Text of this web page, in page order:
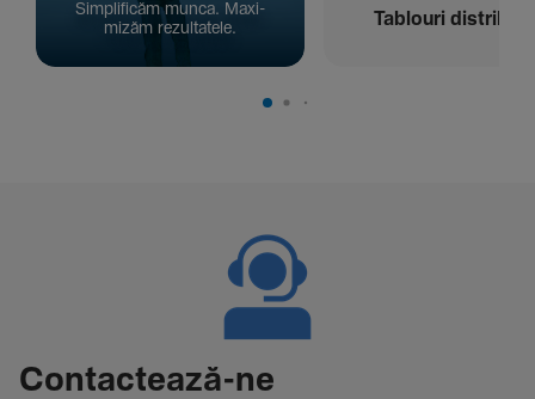
Simpli­ficăm munca. Maxi­
mizăm rezul­ta­tele.
Tablouri
Contac­tează-ne